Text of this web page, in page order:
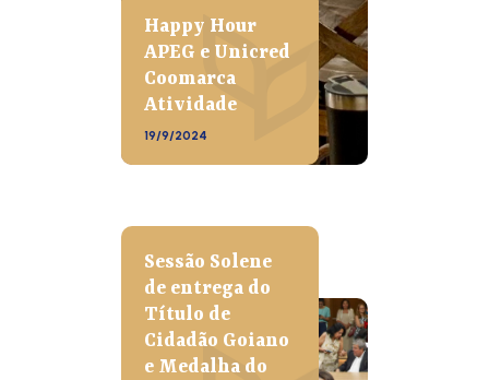
Happy Hour
APEG e Unicred
Coomarca
Atividade
19/9/2024
Sessão Solene
de entrega do
Título de
Cidadão Goiano
e Medalha do